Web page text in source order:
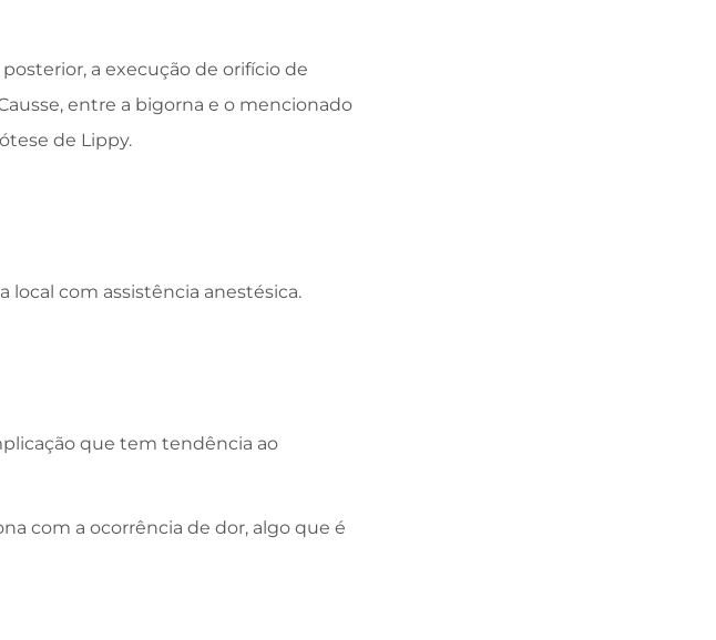
a execução de orifício de
entre a bigorna e o mencionado
de Lippy.
local com assistência anestésica.
que tem tendência ao
com a ocorrência de dor, algo que é